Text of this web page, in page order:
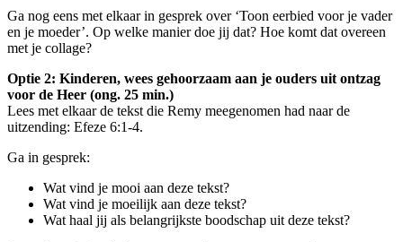
Ga nog eens met elkaar in gesprek over ‘Toon eerbied voor je vader
en je moeder’. Op welke manier doe jij dat? Hoe komt dat overeen
met je collage?
Optie 2: Kinderen, wees gehoorzaam aan je ouders uit ontzag
voor de Heer (ong. 25 min.)
Lees met elkaar de tekst die Remy meegenomen had naar de
uitzending: Efeze 6:1-4.
Ga in gesprek:
Wat vind je mooi aan deze tekst?
Wat vind je moeilijk aan deze tekst?
Wat haal jij als belangrijkste boodschap uit deze tekst?